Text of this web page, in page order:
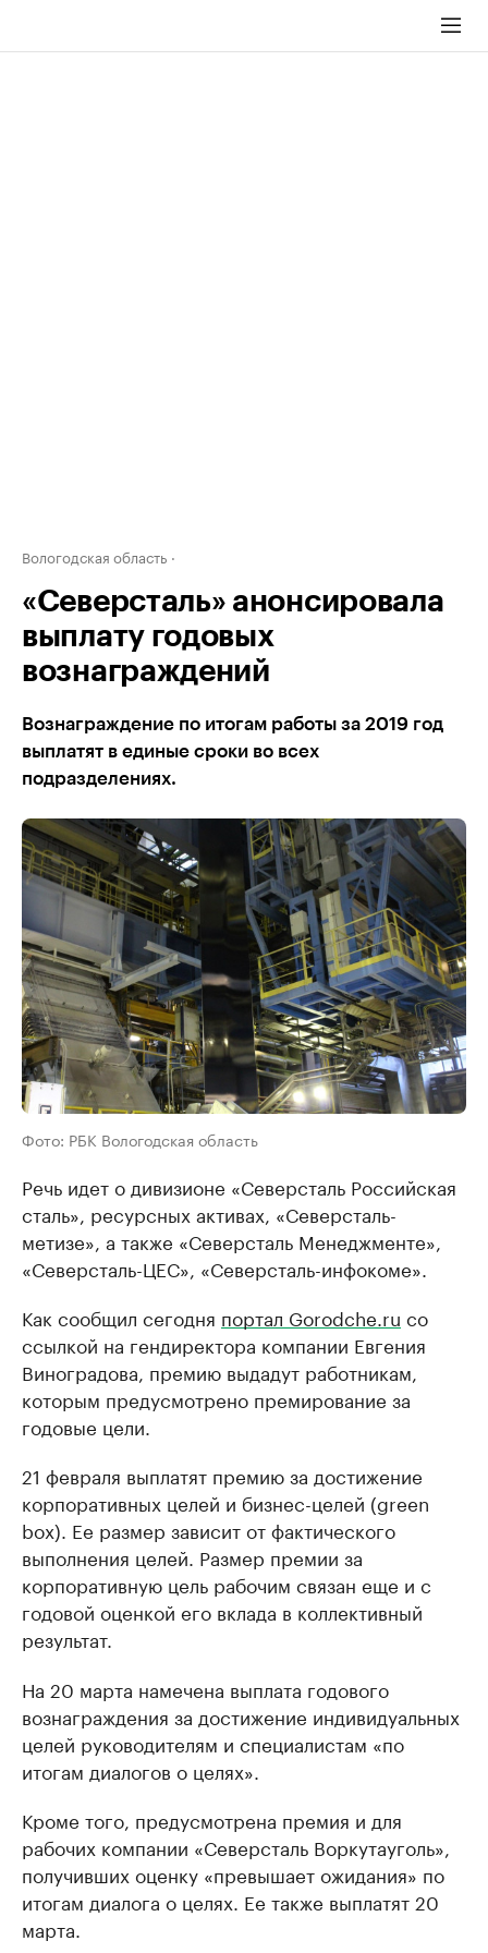
Вологодская область
«Северсталь» анонсировала
выплату годовых
вознаграждений
Вознаграждение по итогам работы за 2019 год
выплатят в единые сроки во всех
подразделениях.
Фото: РБК Вологодская область
Речь идет о дивизионе «Северсталь Российская
сталь», ресурсных активах, «Северсталь-
метизе», а также «Северсталь Менеджменте»,
«Северсталь-ЦЕС», «Северсталь-инфокоме».
Как сообщил сегодня портал Gorodche.ru со
ссылкой на гендиректора компании Евгения
Виноградова, премию выдадут работникам,
которым предусмотрено премирование за
годовые цели.
21 февраля выплатят премию за достижение
корпоративных целей и бизнес-целей (green
box). Ее размер зависит от фактического
выполнения целей. Размер премии за
корпоративную цель рабочим связан еще и с
годовой оценкой его вклада в коллективный
результат.
На 20 марта намечена выплата годового
вознаграждения за достижение индивидуальных
целей руководителям и специалистам «по
итогам диалогов о целях».
Кроме того, предусмотрена премия и для
рабочих компании «Северсталь Воркутауголь»,
получивших оценку «превышает ожидания» по
итогам диалога о целях. Ее также выплатят 20
марта.